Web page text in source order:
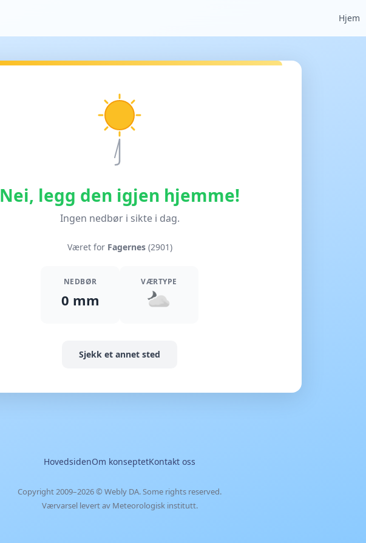
Hjem
Nei, legg den igjen hjemme!
Ingen nedbør i sikte i dag.
Været for Fagernes(2901)
NEDBØR
0 mm
VÆRTYPE
Sjekk et annet sted
HovedsidenOm konseptetKontakt oss
Copyright 2009–2026 © Webly DA. Some rights reserved.
Værvarsel levert av Meteorologisk institutt.